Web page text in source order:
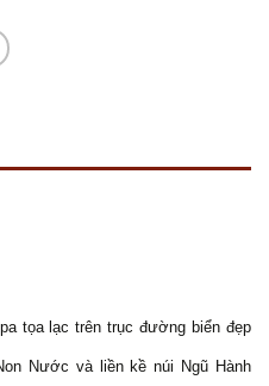
tọa lạc trên trục đường biển đẹp
Nước và liền kề núi Ngũ Hành